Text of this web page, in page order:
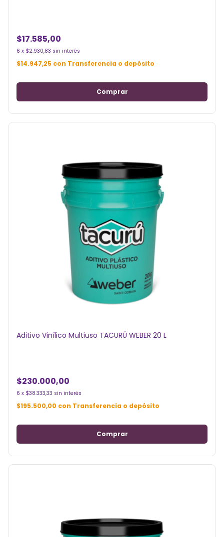
$17.585,00
6 x $2.930,83 sin interés
$14.947,25 con Transferencia o depósito
Aditivo Vinílico Multiuso TACURÚ WEBER 20 L
$230.000,00
6 x $38.333,33 sin interés
$195.500,00 con Transferencia o depósito